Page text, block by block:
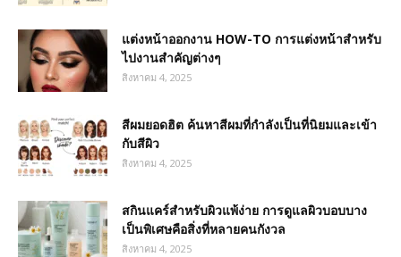
แต่งหน้าออกงาน HOW-TO การแต่งหน้าสำหรับ
ไปงานสำคัญต่างๆ
สิงหาคม 4, 2025
สีผมยอดฮิต ค้นหาสีผมที่กำลังเป็นที่นิยมและเข้า
กับสีผิว
สิงหาคม 4, 2025
สกินแคร์สำหรับผิวแพ้ง่าย การดูแลผิวบอบบาง
เป็นพิเศษคือสิ่งที่หลายคนกังวล
สิงหาคม 4, 2025